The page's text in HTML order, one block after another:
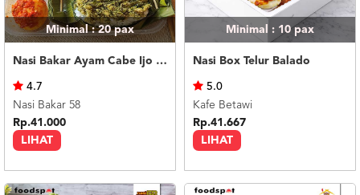
Minimal : 20pax
Nasi Bakar Ayam Cabe Ijo + Telor Balado
LIHAT
4.7
Nasi Bakar 58
Rp.41.000
Minimal : 10pax
Nasi Box Telur Balado
LIHAT
5.0
Kafe Betawi
Rp.41.667